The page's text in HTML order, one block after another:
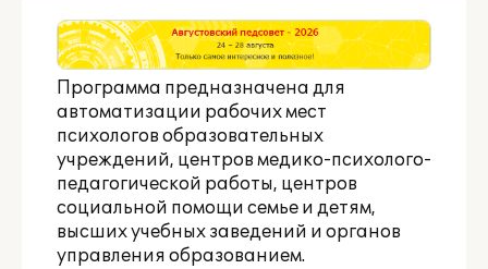
Партнерам
Программа предназначена для
автоматизации рабочих мест
психологов образовательных
учреждений, центров медико-психолого-
педагогической работы, центров
социальной помощи семье и детям,
высших учебных заведений и органов
управления образованием.